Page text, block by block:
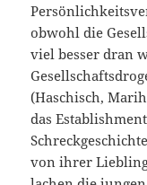
obwohl die
viel besser dran
(Haschisch,
das
von ihrer